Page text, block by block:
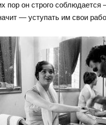
пор он строго соблюдается
— уступать им свои